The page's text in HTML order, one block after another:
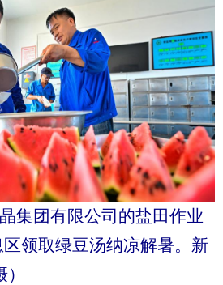
集团有限公司的盐田作业
领取绿豆汤纳凉解暑。新